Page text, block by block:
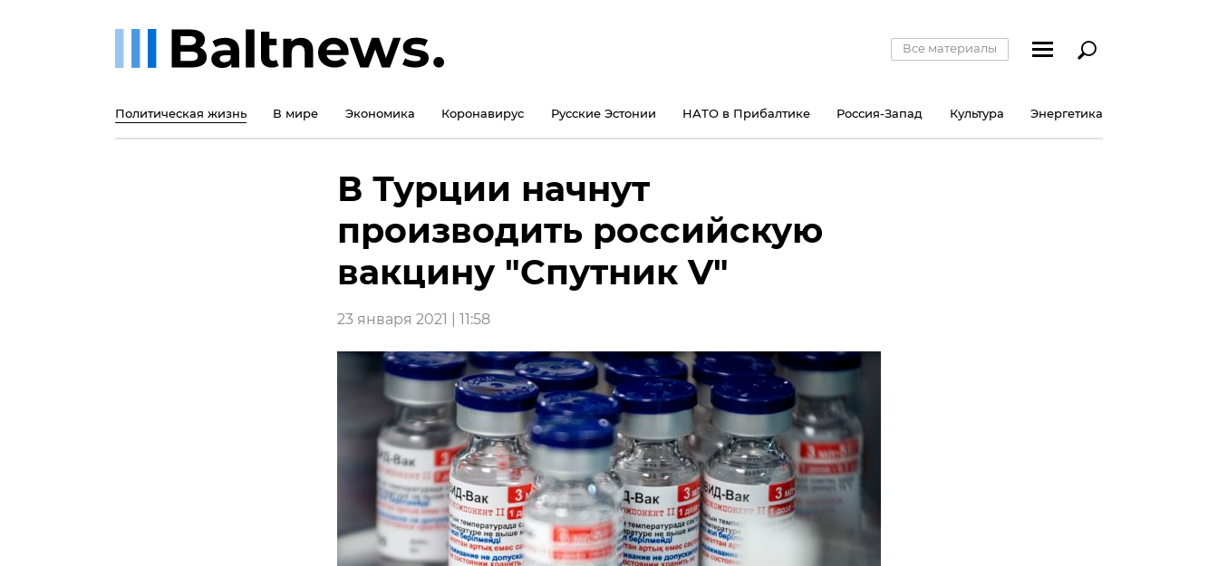
Все материалы
Политическая жизнь В мире Экономика Коронавирус Русские Эстонии НАТО в Прибалтике Россия-Запад Культура Энергетика
В Турции начнут
производить российскую
вакцину "Спутник V"
23 января 2021 | 11:58